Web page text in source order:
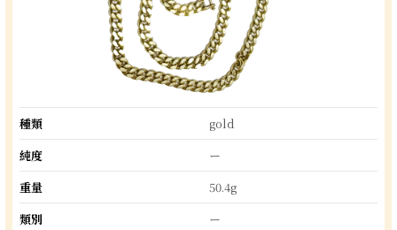
種類
gold
純度
ー
重量
50.4g
類別
ー